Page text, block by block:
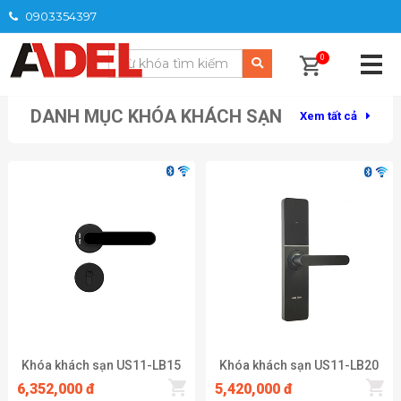
0903354397
0
TRANG CHỦ /
DANH MỤC KHÓA KHÁCH SẠN Xem tất cả
Khóa khách sạn US11-LB15
6,352,000 đ
Khóa khách sạn US11-LB20
5,420,000 đ